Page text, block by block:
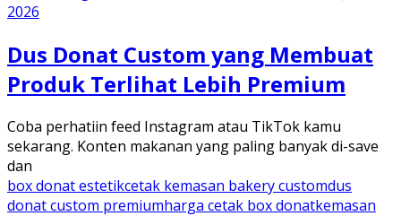
2026
Dus Donat Custom yang Membuat
Produk Terlihat Lebih Premium
Coba perhatiin feed Instagram atau TikTok kamu
sekarang. Konten makanan yang paling banyak di-save
dan
box donat estetikcetak kemasan bakery customdus
donat custom premiumharga cetak box donatkemasan